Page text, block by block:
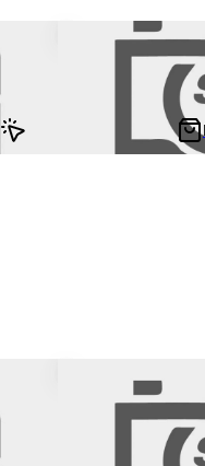
и
Фильтр топливный
элемент #PF21 на
скутер и питбайк /
универсальный
75.34 ₽
/
Бензошланг /
скутер HONDA,
Address / Хонда
Сузуки, силикон